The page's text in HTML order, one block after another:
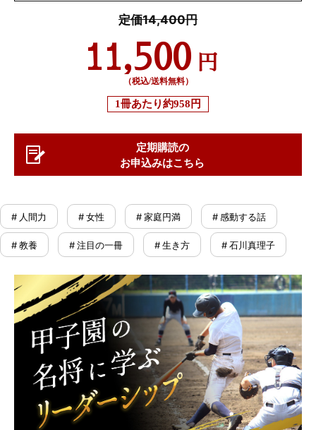
定価14,400円
11,500 円
（税込/送料無料）
1冊あたり約958円
定期購読の
お申込みはこちら
# 人間力 # 女性 # 家庭円満 # 感動する話
# 教養 # 注目の一冊 # 生き方 # 石川真理子